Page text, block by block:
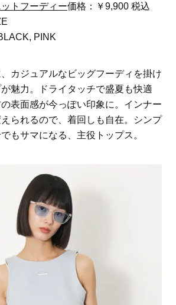
トフーディー価格：￥9,900 税込
PINK
カジュアルなビッグフーディを掛け
魅力。ドライタッチで盛夏も快適
表面感が今っぽい印象に。インナー
られるので、着回しも自在。シンプ
もサマになる、主役トップス。